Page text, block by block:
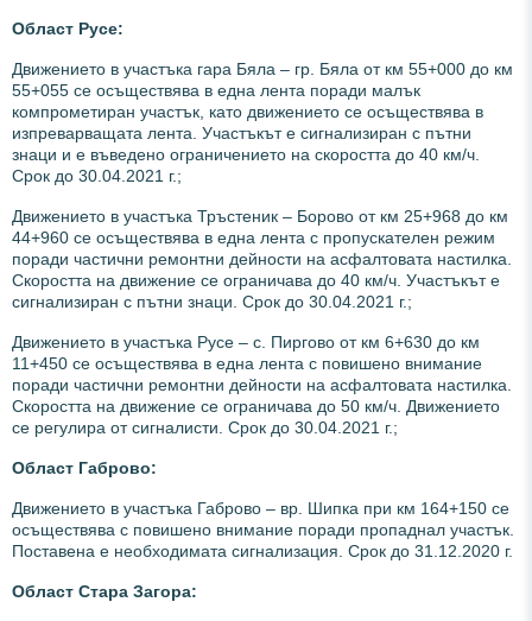
Област Русе:
Движението в участъка гара Бяла – гр. Бяла от км 55+000 до км
55+055 се осъществява в една лента поради малък
компрометиран участък, като движението се осъществява в
изпреварващата лента. Участъкът е сигнализиран с пътни
знаци и е въведено ограничението на скоростта до 40 км/ч.
Срок до 30.04.2021 г.;
Движението в участъка Тръстеник – Борово от км 25+968 до км
44+960 се осъществява в една лента с пропускателен режим
поради частични ремонтни дейности на асфалтовата настилка.
Скоростта на движение се ограничава до 40 км/ч. Участъкът е
сигнализиран с пътни знаци. Срок до 30.04.2021 г.;
Движението в участъка Русе – с. Пиргово от км 6+630 до км
11+450 се осъществява в една лента с повишено внимание
поради частични ремонтни дейности на асфалтовата настилка.
Скоростта на движение се ограничава до 50 км/ч. Движението
се регулира от сигналисти. Срок до 30.04.2021 г.;
Област Габрово:
Движението в участъка Габрово – вр. Шипка при км 164+150 се
осъществява с повишено внимание поради пропаднал участък.
Поставена е необходимата сигнализация. Срок до 31.12.2020 г.
Област Стара Загора: